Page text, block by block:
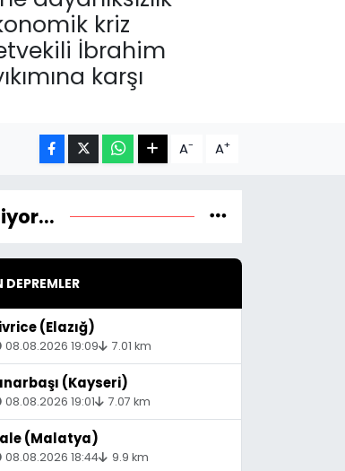
kriz
İbrahim
karşı
A- A+
DEPREMLER
(Elazığ)
08.08.2026 19:09 7.01 km
(Kayseri)
08.08.2026 19:01 7.07 km
(Malatya)
08.08.2026 18:44 9.9 km